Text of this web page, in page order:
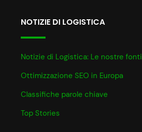
NOTIZIE DI LOGISTICA
Notizie di Logistica: Le nostre fonti
Ottimizzazione SEO in Europa
Classifiche parole chiave
Top Stories